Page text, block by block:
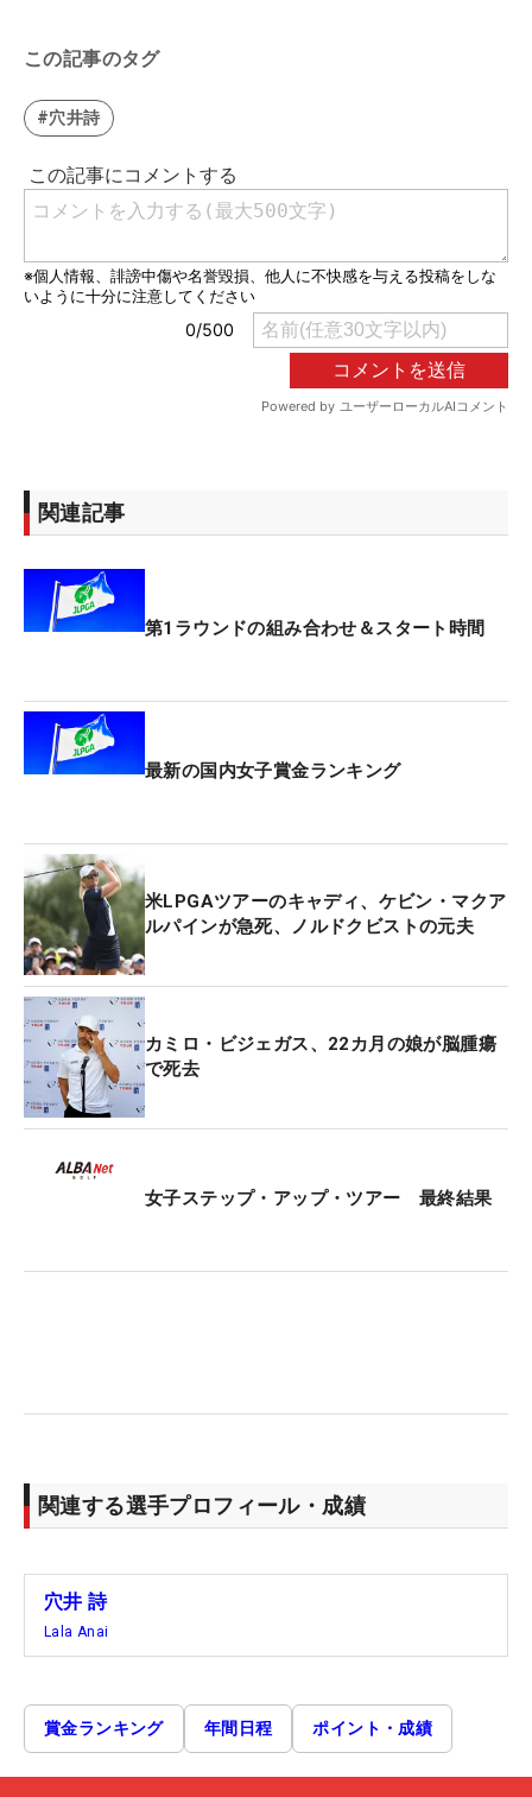
この記事のタグ
#穴井詩
関連記事
第1ラウンドの組み合わせ＆スタート時間
最新の国内女子賞金ランキング
米LPGAツアーのキャディ、ケビン・マクア
ルパインが急死、ノルドクビストの元夫
カミロ・ビジェガス、22カ月の娘が脳腫瘍
で死去
女子ステップ・アップ・ツアー 最終結果
関連する選手プロフィール・成績
穴井 詩
Lala Anai
賞金ランキング 年間日程 ポイント・成績